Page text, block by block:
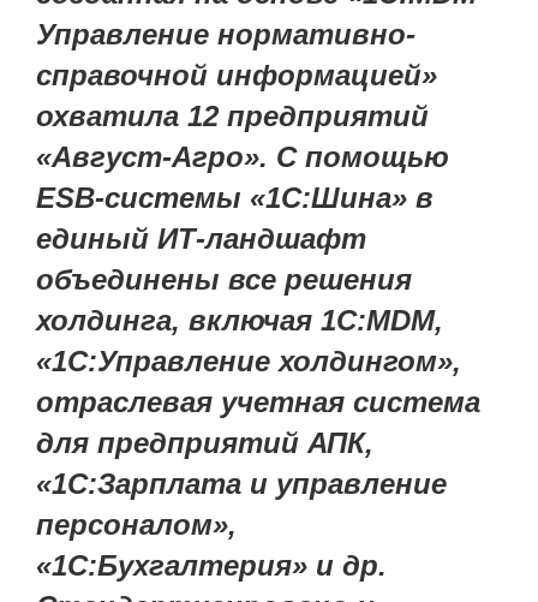
Управление нормативно-
справочной информацией»
охватила 12 предприятий
«Август-Агро». С помощью
ESB-системы «1С:Шина» в
единый ИТ-ландшафт
объединены все решения
холдинга, включая 1С:MDM,
«1С:Управление холдингом»,
отраслевая учетная система
для предприятий АПК,
«1С:Зарплата и управление
персоналом»,
«1С:Бухгалтерия» и др.